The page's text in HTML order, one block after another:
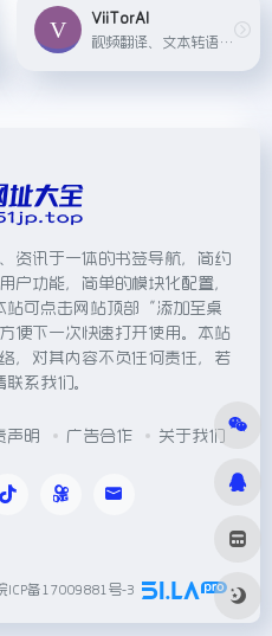
ViiTorAI
视频翻译、文本转语音、图片对口型、音色克隆与语音合成，一站式平台。
资讯于一体的书签导航，简约
户功能，简单的模块化配置，
站可点击网站顶部“添加至桌
便下一次快速打开使用。本站
，对其内容不负任何责任，若
系我们。
声明 广告合作 关于我们
ICP备17009881号-3